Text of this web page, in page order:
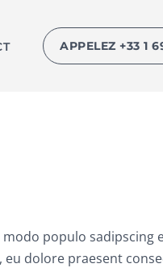
APPELEZ +33 1
populo sadipscing
eu dolore praesent